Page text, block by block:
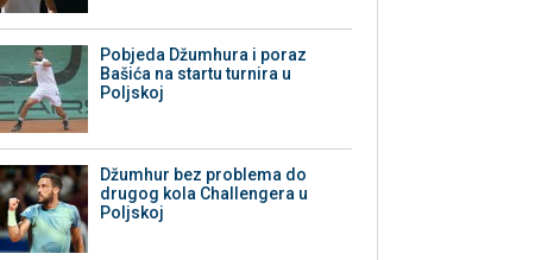
Pobjeda Džumhura i poraz
Bašića na startu turnira u
Poljskoj
Džumhur bez problema do
drugog kola Challengera u
Poljskoj